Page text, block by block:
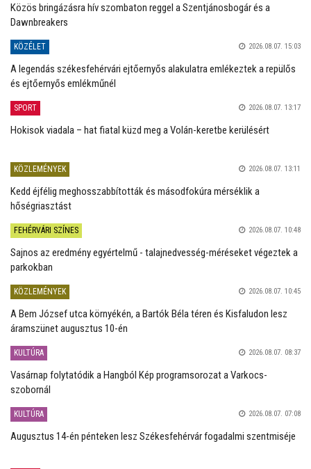
Közös bringázásra hív szombaton reggel a Szentjánosbogár és a
Dawnbreakers
KÖZÉLET 2026.08.07. 15:03
A legendás székesfehérvári ejtőernyős alakulatra emlékeztek a repülős
és ejtőernyős emlékműnél
SPORT 2026.08.07. 13:17
Hokisok viadala – hat fiatal küzd meg a Volán-keretbe kerülésért
KÖZLEMÉNYEK 2026.08.07. 13:11
Kedd éjfélig meghosszabbították és másodfokúra mérséklik a
hőségriasztást
FEHÉRVÁRI SZÍNES 2026.08.07. 10:48
Sajnos az eredmény egyértelmű - talajnedvesség-méréseket végeztek a
parkokban
KÖZLEMÉNYEK 2026.08.07. 10:45
A Bem József utca környékén, a Bartók Béla téren és Kisfaludon lesz
áramszünet augusztus 10-én
KULTÚRA 2026.08.07. 08:37
Vasárnap folytatódik a Hangból Kép programsorozat a Varkocs-
szobornál
KULTÚRA 2026.08.07. 07:08
Augusztus 14-én pénteken lesz Székesfehérvár fogadalmi szentmiséje